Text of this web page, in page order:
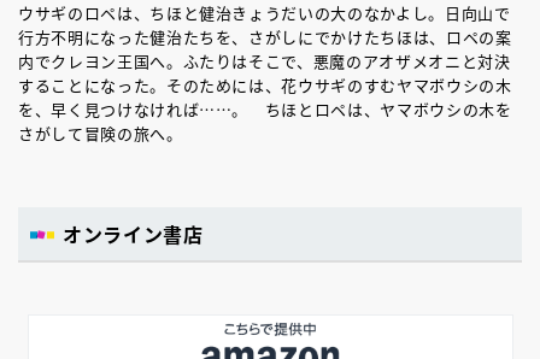
ウサギのロペは、ちほと健治きょうだいの大のなかよし。日向山で
行方不明になった健治たちを、さがしにでかけたちほは、ロペの案
内でクレヨン王国へ。ふたりはそこで、悪魔のアオザメオニと対決
することになった。そのためには、花ウサギのすむヤマボウシの木
を、早く見つけなければ……。 ちほとロペは、ヤマボウシの木を
さがして冒険の旅へ。
オンライン書店